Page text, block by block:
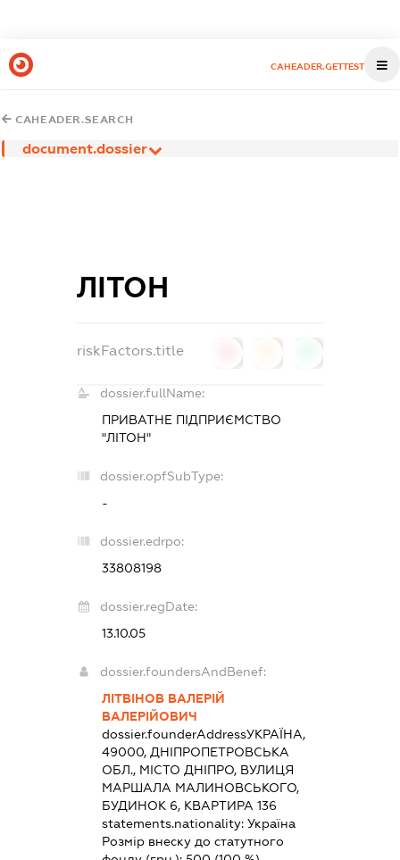
CAHEADER.GETTEST
CAHEADER.SEARCH
document.dossier
ЛІТОН
riskFactors.title
dossier.fullName:
ПРИВАТНЕ ПІДПРИЄМСТВО
"ЛІТОН"
dossier.opfSubType:
-
dossier.edrpo:
33808198
dossier.regDate:
13.10.05
dossier.foundersAndBenef:
ЛІТВІНОВ ВАЛЕРІЙ
ВАЛЕРІЙОВИЧ
dossier.founderAddressУКРАЇНА,
49000, ДНІПРОПЕТРОВСЬКА
ОБЛ., МІСТО ДНІПРО, ВУЛИЦЯ
МАРШАЛА МАЛИНОВСЬКОГО,
БУДИНОК 6, КВАРТИРА 136
statements.nationality:Україна
Розмір внеску до статутного